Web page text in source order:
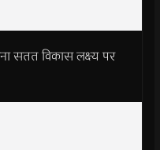
सतत विकास लक्ष्य पर